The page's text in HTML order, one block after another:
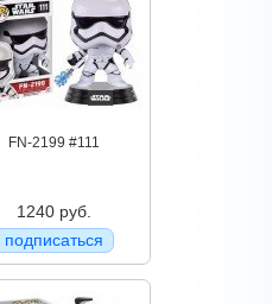
FN-2199 #111
1240 руб.
подписаться